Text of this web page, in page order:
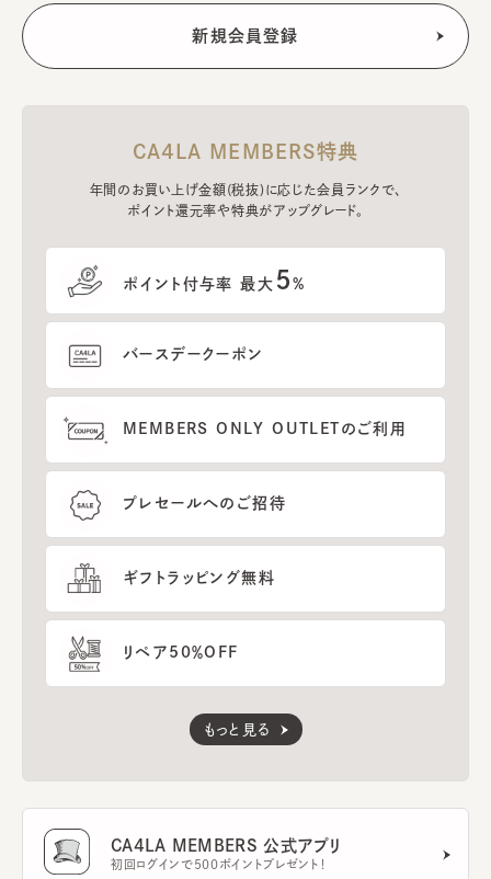
CA4LA MEMBERS特典
年間のお買い上げ金額(税抜)に応じた会員ランクで、
ポイント還元率や特典がアップグレード。
ポイント付与率 最大 5%
バースデークーポン
MEMBERS ONLY OUTLETのご利用
プレセールへのご招待
ギフトラッピング無料
リペア50％OFF
もっと見る
CA4LA MEMBERS 公式アプリ
初回ログインで500ポイントプレゼント！